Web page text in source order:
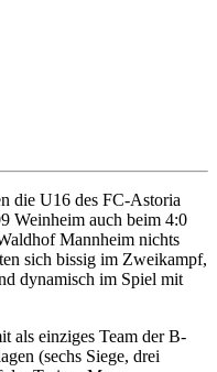
die U16 des FC-Astoria
Weinheim auch beim 4:0
Mannheim nichts
sich bissig im Zweikampf,
dynamisch im Spiel mit
als einziges Team der B-
(sechs Siege, drei